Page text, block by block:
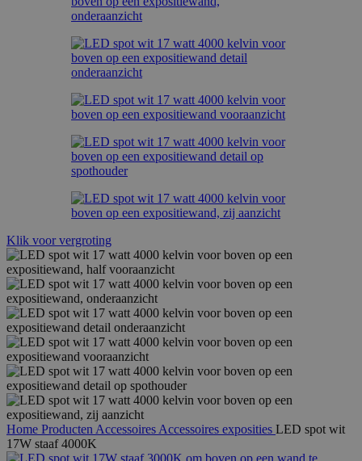
Klik voor vergroting
Home Producten Accessoires Accessoires exposities LED spot wit
17W staaf 4000K